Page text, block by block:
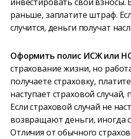
раньше, заплатите штраф.
случится, деньги получат
Оформить полис ИСЖ или
страхование жизни, но
получаете страховку,
наступает страховой случай,
Если страховой случай не
возвращают деньги, иногда
Отличия от обычного